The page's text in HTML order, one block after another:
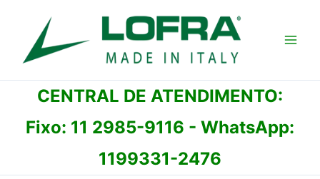
conteúdo
CENTRAL DE ATENDIMENTO:
Fixo: 11 2985-9116 - WhatsApp:
1199331-2476